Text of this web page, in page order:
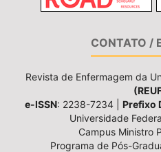
CONTATO /
Revista de Enfermagem da
e-ISSN: 2238-7234 | Prefixo
Universidade
Campus Ministro
Programa de Pós-